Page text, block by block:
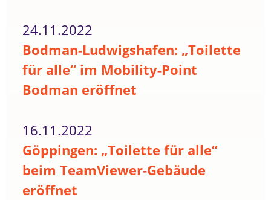
24.11.2022
Bodman-Ludwigshafen: „Toilette
für alle“ im Mobility-Point
Bodman eröffnet
16.11.2022
Göppingen: „Toilette für alle“
beim TeamViewer-Gebäude
eröffnet